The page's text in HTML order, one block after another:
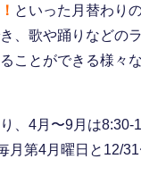
といった月替わり
、歌や踊りなどの
ことができる様々
、4月〜9月は
月第4月曜日と12/